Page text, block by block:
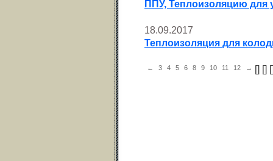
ППУ, Теплоизоляцию для
18.09.2017
Теплоизоляция для
← [
3 ] [
4 ] [
5 6 8 9 10 11 12 →